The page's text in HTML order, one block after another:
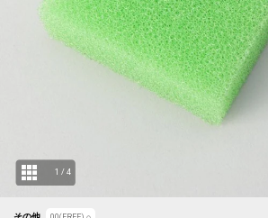
1 /4